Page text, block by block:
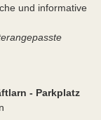
und informative
- Parkplatz